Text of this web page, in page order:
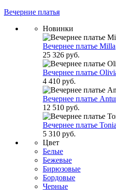
Вечерние платья
Новинки
Вечернее платье Milla
25 326 руб.
Вечернее платье
4 410 руб.
Вечернее платье
12 510 руб.
Вечернее платье Tonia
5 310 руб.
Цвет
Белые
Бежевые
Бирюзовые
Бордовые
Черные